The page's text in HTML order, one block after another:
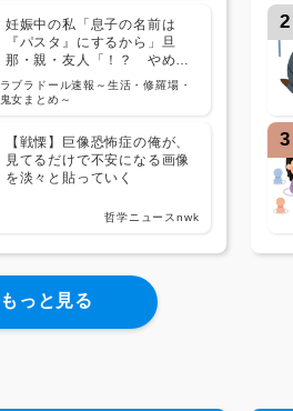
妊娠中の私「息子の名前は
『パスタ』にするから」旦
那・親・友人「！？ やめな
よそんな名前！」私「私が産
むんだから文句は言わせな
ラブラドール速報～生活・修羅場・
鬼女まとめ～
【戦慄】巨像恐怖症の俺が、
見てるだけで不安になる画像
を淡々と貼っていく
哲学ニュースnwk
もっと見る
2
3